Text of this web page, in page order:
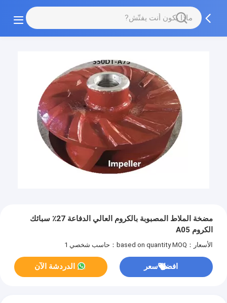
مضخة الملاط المصبوبة بالكروم العالي الدفاعة 27٪ سبائك
الكروم A05
الأسعار：based on quantity MOQ：حاسب شخصي 1
افضل سعر الدردشة الآن